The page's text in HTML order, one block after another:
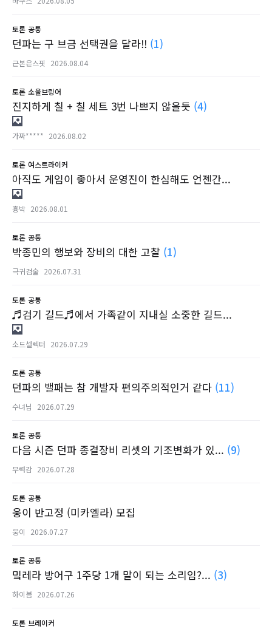
토론 공통
던파는 구 브금 선택권을 달라!! (1)
근본은스핏 2026.08.04
토론 소울브링어
진지하게 칠 + 칠 세트 3번 나쁘지 않을듯 (4)
가짜***** 2026.08.02
토론 여스트라이커
아직도 게임이 좋아서 운영진이 한심해도 언젠간...
흉박 2026.08.01
토론 공통
박종민의 행보와 장비의 대한 고찰 (1)
극귀검술 2026.07.31
토론 공통
♬검기 길드♬에서 가족같이 지내실 소중한 길드...
소드셀렉터 2026.07.29
토론 공통
던파의 밸패는 참 개발자 편의주의적인거 같다 (11)
수녀님 2026.07.29
토론 공통
다음 시즌 던파 종결장비 리셋의 기조변화가 있... (9)
무력감 2026.07.28
토론 공통
웅이 반고정 (미카엘라) 모집
웅이 2026.07.27
토론 공통
밐레라 방어구 1주당 1개 말이 되는 소리임?... (3)
하이븜 2026.07.26
토론 브레이커